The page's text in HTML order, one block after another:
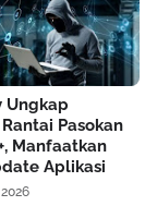
Ungkap
Pasokan
Manfaatkan
Aplikasi